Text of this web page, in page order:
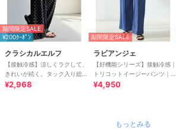
期間限定SALE
¥200ｸｰﾎﾟﾝ
クラシカルエルフ
【接触冷感】涼しくラクして、
きれいが続く。タック入り総柄
ワイドイージーパンツ（ウエス
¥2,968
期間限定SALE
ラビアンジェ
【好機能シリーズ】接触冷感｜
トリコットイージーパンツ｜楽
なのに美脚/ストレッチ/セット
¥4,950
もっとみる